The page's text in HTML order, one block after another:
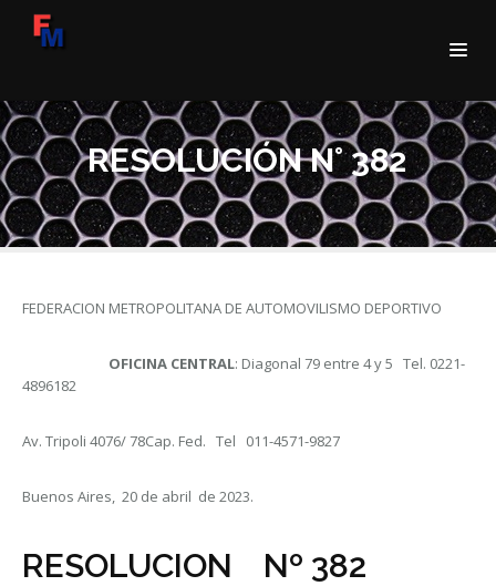
RESOLUCIÓN N° 382
FEDERACION METROPOLITANA DE AUTOMOVILISMO DEPORTIVO
OFICINA CENTRAL: Diagonal 79 entre 4 y 5 Tel. 0221-
4896182
Av. Tripoli 4076/ 78Cap. Fed. Tel 011-4571-9827
Buenos Aires, 20 de abril de 2023.
RESOLUCION Nº 382